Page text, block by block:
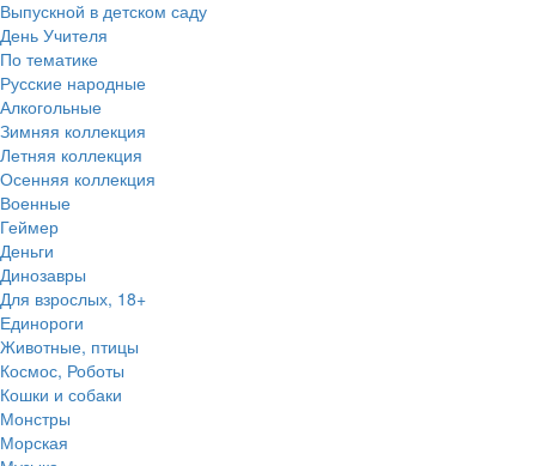
Выпускной в детском саду
День Учителя
По тематике
Русские народные
Алкогольные
Зимняя коллекция
Летняя коллекция
Осенняя коллекция
Военные
Геймер
Деньги
Динозавры
Для взрослых, 18+
Единороги
Животные, птицы
Космос, Роботы
Кошки и собаки
Монстры
Морская